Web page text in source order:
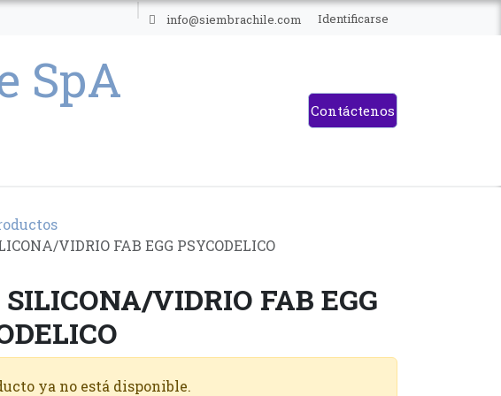
info@siembrachile.com Identificarse
Contáctenos
VIDRIO FAB EGG PSYCODELICO
SILICONA/VIDRIO FAB EGG
ya no está disponible.